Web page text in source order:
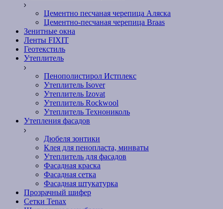
Цементно песчаная черепица Аляска
Цементно-песчаная черепица Braas
Зенитные окна
Ленты FIXIT
Геотекстиль
Утеплитель
Пенополистирол Истплекс
Утеплитель Isover
Утеплитель Izovat
Утеплитель Rockwool
Утеплитель Технониколь
Утепления фасадов
Дюбеля зонтики
Клея для пенопласта, минваты
Утеплитель для фасадов
Фасадная краска
Фасадная сетка
Фасадная штукатурка
Прозрачный шифер
Сетки Tenax